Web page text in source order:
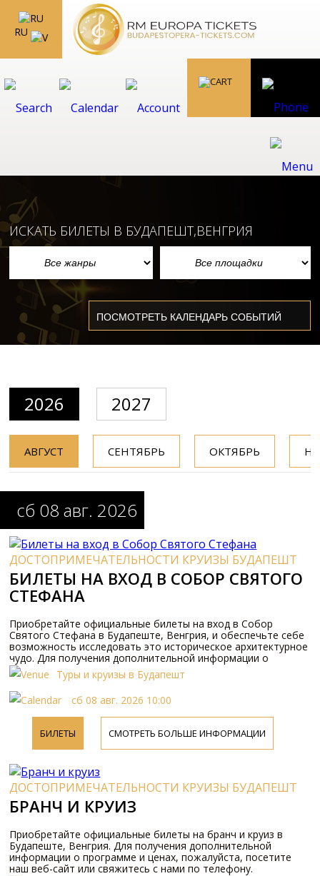
RU
ИСКАТЬ БИЛЕТЫ В БУДАПЕШТ,ВЕНГРИЯ
2026 2027
АВГУСТ СЕНТЯБРЬ ОКТЯБРЬ
сб 08 авг. 2026
ДОСТОПРИМЕЧАТЕЛЬНОСТИ КРУИЗЫ БУДАПЕШТ
БИЛЕТЫ НА ВХОД В СОБОР СВЯТОГО
СТЕФАНА
Приобретайте официальные билеты на вход в Собор
Святого Стефана в Будапеште, Венгрия, и обеспечьте себе
возможность исследовать это историческое архитектурное
чудо. Для получения дополнительной информации о
программе и ценах, пожалуйста, посетите наш веб-сайт или
свяжитесь с нами по телефону.
Туры и круизы в Будапешт
сб 08 авг. 2026 10:00
БИЛЕТЫ СМОТРЕТЬ БОЛЬШЕ ИНФОРМАЦИИ
ДОСТОПРИМЕЧАТЕЛЬНОСТИ КРУИЗЫ БУДАПЕШТ
БРАНЧ И КРУИЗ
Приобретайте официальные билеты на бранч и круиз в
Будапеште, Венгрия. Для получения дополнительной
информации о программе и ценах, пожалуйста, посетите
наш веб-сайт или свяжитесь с нами по телефону.